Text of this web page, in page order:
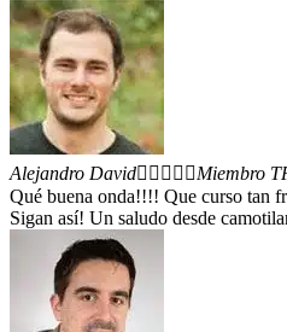
Alejandro David    Miembro
Qué buena onda!!!! Que curso tan
Sigan así! Un saludo desde